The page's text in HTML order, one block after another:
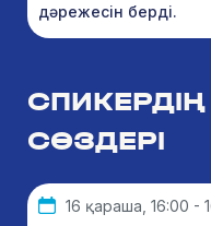
дәрежесін берді.
СӨЗДЕРІ
16 қараша, 16:00 -